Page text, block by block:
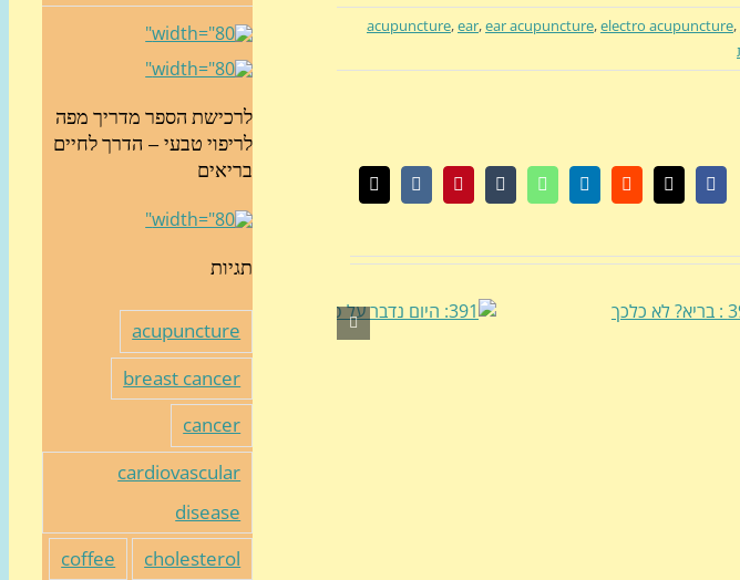
acupuncture,ear,ear acupuncture,electro acupuncture,
Facebook
X
Reddit
LinkedIn
WhatsApp
Tumblr
Pinterest
Vk
כתובת
דואר
לרכישת הספר מדריך מפה
לריפוי טבעי – הדרך לחיים
בריאים
תגיות
acupuncture
breast cancer
cancer
cardiovascular
disease
cholesterol
coffee